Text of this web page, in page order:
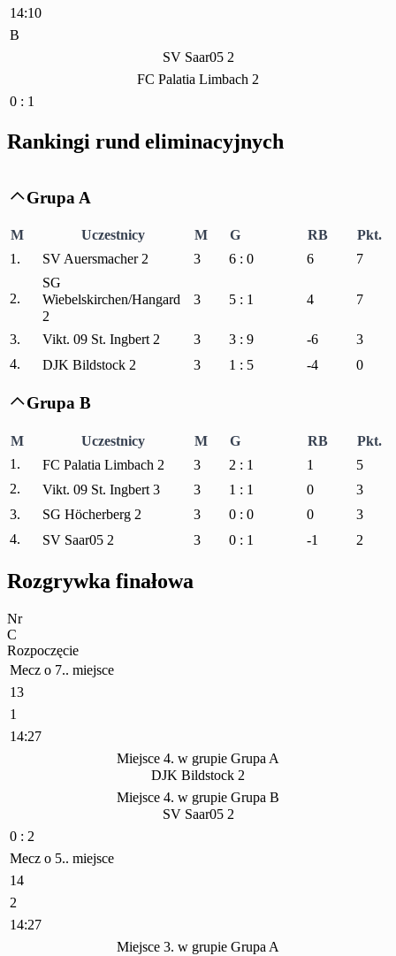
14:10
B
SV Saar05 2
FC Palatia Limbach 2
0 : 1
Rankingi rund eliminacyjnych
 Grupa A
M Uczestnicy M G RB
Pkt.
1.
SV Auersmacher 2 3 6 : 0 6 7
2.
SG
Wiebelskirchen/Hangard
2
3 5 : 1 4 7
3. Vikt. 09 St. Ingbert 2 3 3 : 9 -6
3
4.
DJK Bildstock 2 3 1 : 5 -4 0
 Grupa B
M Uczestnicy M G RB
Pkt.
1.
FC Palatia Limbach 2 3 2 : 1 1
5
2.
Vikt. 09 St. Ingbert 3 3 1 : 1 0
3
3.
SG Höcherberg 2 3 0 : 0 0
3
4.
SV Saar05 2 3 0 : 1 -1 2
Rozgrywka finałowa
Nr
C
Rozpoczęcie
Mecz o 7.. miejsce
13
1
14:27
Miejsce 4. w grupie Grupa A
DJK Bildstock 2
Miejsce 4. w grupie Grupa B
SV Saar05 2
0 : 2
Mecz o 5.. miejsce
14
2
14:27
Miejsce 3. w grupie Grupa A